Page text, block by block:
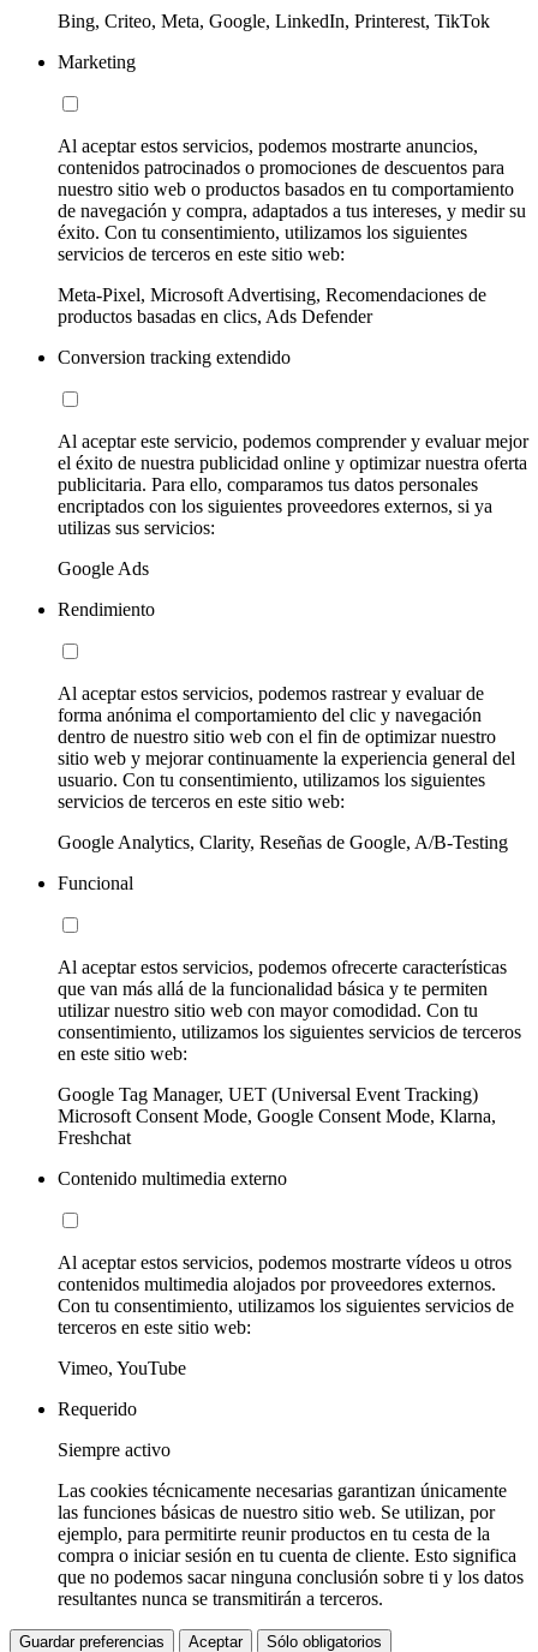
Bing, Criteo, Meta, Google, LinkedIn, Printerest, TikTok
Marketing
Al aceptar estos servicios, podemos mostrarte anuncios,
contenidos patrocinados o promociones de descuentos para
nuestro sitio web o productos basados en tu comportamiento
de navegación y compra, adaptados a tus intereses, y medir su
éxito. Con tu consentimiento, utilizamos los siguientes
servicios de terceros en este sitio web:
Meta-Pixel, Microsoft Advertising, Recomendaciones de
productos basadas en clics, Ads Defender
Conversion tracking extendido
Al aceptar este servicio, podemos comprender y evaluar mejor
el éxito de nuestra publicidad online y optimizar nuestra oferta
publicitaria. Para ello, comparamos tus datos personales
encriptados con los siguientes proveedores externos, si ya
utilizas sus servicios:
Google Ads
Rendimiento
Al aceptar estos servicios, podemos rastrear y evaluar de
forma anónima el comportamiento del clic y navegación
dentro de nuestro sitio web con el fin de optimizar nuestro
sitio web y mejorar continuamente la experiencia general del
usuario. Con tu consentimiento, utilizamos los siguientes
servicios de terceros en este sitio web:
Google Analytics, Clarity, Reseñas de Google, A/B-Testing
Funcional
Al aceptar estos servicios, podemos ofrecerte características
que van más allá de la funcionalidad básica y te permiten
utilizar nuestro sitio web con mayor comodidad. Con tu
consentimiento, utilizamos los siguientes servicios de terceros
en este sitio web:
Google Tag Manager, UET (Universal Event Tracking)
Microsoft Consent Mode, Google Consent Mode, Klarna,
Freshchat
Contenido multimedia externo
Al aceptar estos servicios, podemos mostrarte vídeos u otros
contenidos multimedia alojados por proveedores externos.
Con tu consentimiento, utilizamos los siguientes servicios de
terceros en este sitio web:
Vimeo, YouTube
Requerido
Siempre activo
Las cookies técnicamente necesarias garantizan únicamente
las funciones básicas de nuestro sitio web. Se utilizan, por
ejemplo, para permitirte reunir productos en tu cesta de la
compra o iniciar sesión en tu cuenta de cliente. Esto significa
que no podemos sacar ninguna conclusión sobre ti y los datos
resultantes nunca se transmitirán a terceros.
Guardar preferencias Aceptar Sólo obligatorios